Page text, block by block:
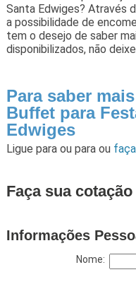
Santa Edwiges? Através
a possibilidade de
tem o desejo de saber
disponibilizados, não
Para saber
Buffet para
Edwiges
Ligue para ou para ou
Faça sua cotação
Informações
Nome: